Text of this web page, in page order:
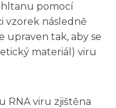
pomocí
vzorek následně
upraven tak, aby se
materiál) viru
RNA viru zjištěna